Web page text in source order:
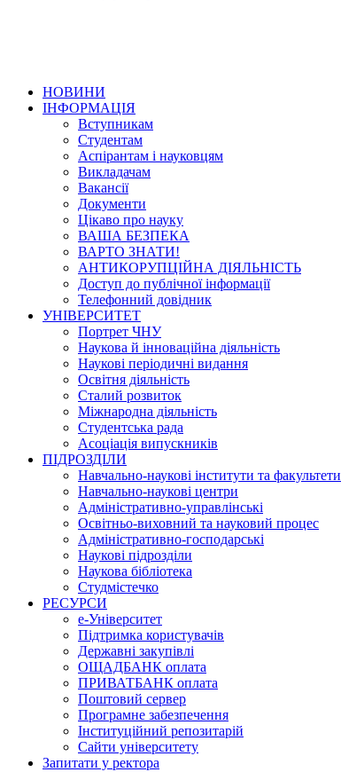
НОВИНИ
ІНФОРМАЦІЯ
Вступникам
Студентам
Аспірантам і науковцям
Викладачам
Вакансії
Документи
Цікаво про науку
ВАША БЕЗПЕКА
ВАРТО ЗНАТИ!
АНТИКОРУПЦІЙНА ДІЯЛЬНІСТЬ
Доступ до публічної інформації
Телефонний довідник
УНІВЕРСИТЕТ
Портрет ЧНУ
Наукова й інноваційна діяльність
Наукові періодичні видання
Освітня діяльність
Сталий розвиток
Міжнародна діяльність
Студентська рада
Асоціація випускників
ПІДРОЗДІЛИ
Навчально-наукові інститути та факультети
Навчально-наукові центри
Адміністративно-управлінські
Освітньо-виховний та науковий процес
Адміністративно-господарські
Наукові підрозділи
Наукова бібліотека
Студмістечко
РЕСУРСИ
е-Університет
Підтримка користувачів
Державні закупівлі
ОЩАДБАНК оплата
ПРИВАТБАНК оплата
Поштовий сервер
Програмне забезпечення
Інституційний репозитарій
Сайти університету
Запитати у ректора